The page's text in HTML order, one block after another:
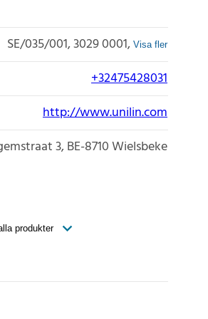
SE/035/001 3029 0001 Visa fler
+32475428031
http://www.unilin.com
3 BE-8710Wielsbeke